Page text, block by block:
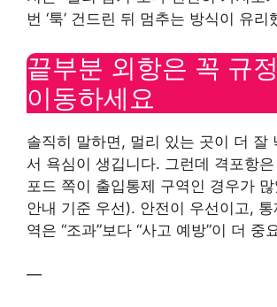
번 ‘툭’ 건드린 뒤 멈추는 방식이 유리
끝부분 외항은 꼭 규
이동하세요
솔직히 말하면, 멀리 있는 곳이 더 잘
서 욕심이 생깁니다. 그런데 격포항
포드 쪽이 출입통제 구역인 경우가
안내 기준 우선). 안전이 우선이고,
역은 “조과”보다 “사고 예방”이 더 중
—